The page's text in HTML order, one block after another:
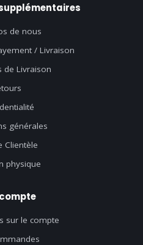
de nous
/ Livraison
de Livraison
générales
Clientèle
physique
sur le compte